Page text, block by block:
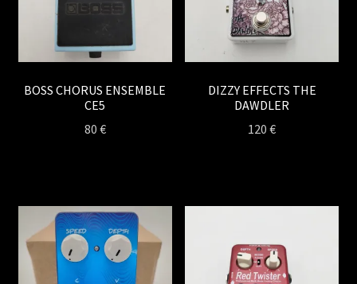
BOSS CHORUS ENSEMBLE
CE5
80 €
DIZZY EFFECTS THE
DAWDLER
120€